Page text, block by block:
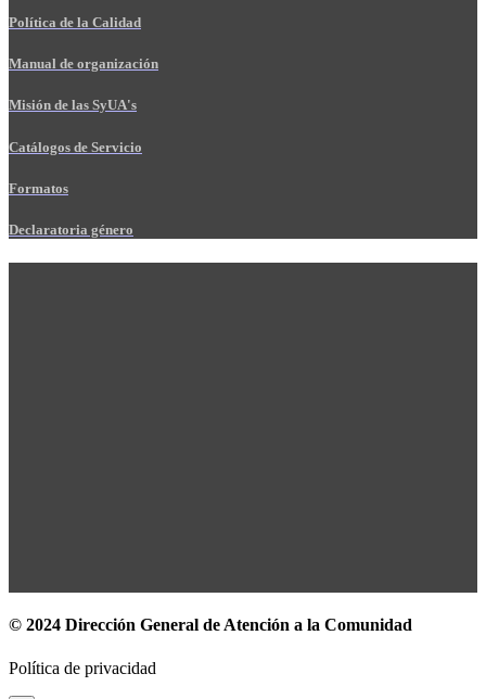
Política de la Calidad
Manual de organización
Misión de las SyUA's
Catálogos de Servicio
Formatos
Declaratoria género
© 2024 Dirección General de Atención a la Comunidad
Política de privacidad